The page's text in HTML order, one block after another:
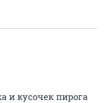
и кусочек пирога